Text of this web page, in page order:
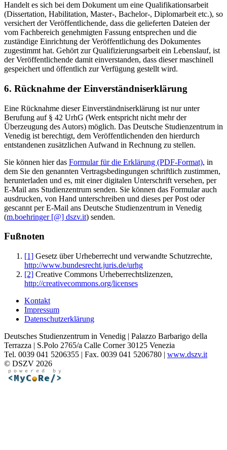
Handelt es sich bei dem Dokument um eine Qualifikationsarbeit
(Dissertation, Habilitation, Master-, Bachelor-, Diplomarbeit etc.), so
versichert der Veröffentlichende, dass die gelieferten Dateien der
vom Fachbereich genehmigten Fassung entsprechen und die
zuständige Einrichtung der Veröffentlichung des Dokumentes
zugestimmt hat. Gehört zur Qualifizierungsarbeit ein Lebenslauf, ist
der Veröffentlichende damit einverstanden, dass dieser maschinell
gespeichert und öffentlich zur Verfügung gestellt wird.
6. Rücknahme der Einverständniserklärung
Eine Rücknahme dieser Einverständniserklärung ist nur unter
Berufung auf § 42 UrhG (Werk entspricht nicht mehr der
Überzeugung des Autors) möglich. Das Deutsche Studienzentrum in
Venedig ist berechtigt, dem Veröffentlichenden den hierdurch
entstandenen zusätzlichen Aufwand in Rechnung zu stellen.
Sie können hier das Formular für die Erklärung (PDF-Format), in
dem Sie den genannten Vertragsbedingungen schriftlich zustimmen,
herunterladen und es, mit einer digitalen Unterschrift versehen, per
E-Mail ans Studienzentrum senden. Sie können das Formular auch
ausdrucken, von Hand unterschreiben und dieses per Post oder
gescannt per E-Mail ans Deutsche Studienzentrum in Venedig
(m.boehringer [@] dszv.it) senden.
Fußnoten
[1] Gesetz über Urheberrecht und verwandte Schutzrechte,
http://www.bundesrecht.juris.de/urhg
[2] Creative Commons Urheberrechtslizenzen,
http://creativecommons.org/licenses
Kontakt
Impressum
Datenschutzerklärung
Deutsches Studienzentrum in Venedig | Palazzo Barbarigo della
Terrazza | S.Polo 2765/a Calle Corner 30125 Venezia
Tel. 0039 041 5206355 | Fax. 0039 041 5206780 | www.dszv.it
© DSZV 2026